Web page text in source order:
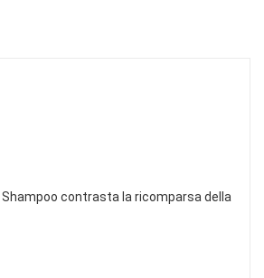
contrasta la ricomparsa della